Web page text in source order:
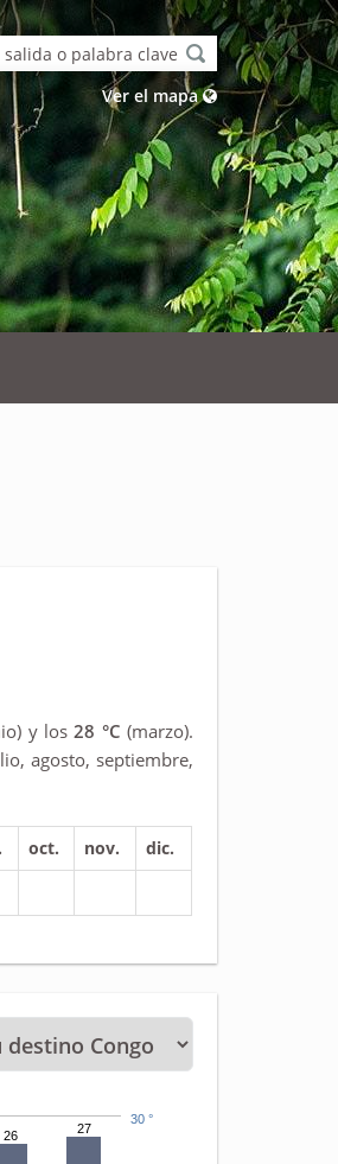
Ver el mapa
y los28 °C (marzo).
agosto, septiembre,
oct. nov.
dic.
26 27
30 °